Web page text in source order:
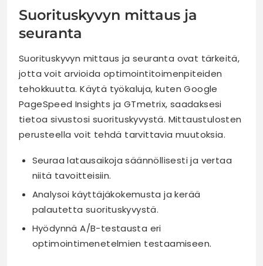
Suorituskyvyn mittaus ja
seuranta
Suorituskyvyn mittaus ja seuranta ovat tärkeitä,
jotta voit arvioida optimointitoimenpiteiden
tehokkuutta. Käytä työkaluja, kuten Google
PageSpeed Insights ja GTmetrix, saadaksesi
tietoa sivustosi suorituskyvystä. Mittaustulosten
perusteella voit tehdä tarvittavia muutoksia.
Seuraa latausaikoja säännöllisesti ja vertaa
niitä tavoitteisiin.
Analysoi käyttäjäkokemusta ja kerää
palautetta suorituskyvystä.
Hyödynnä A/B-testausta eri
optimointimenetelmien testaamiseen.